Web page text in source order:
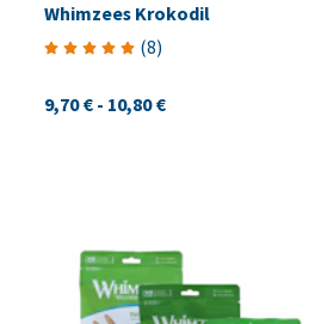
Whimzees Krokodil
(8)
9,70 € - 10,80 €